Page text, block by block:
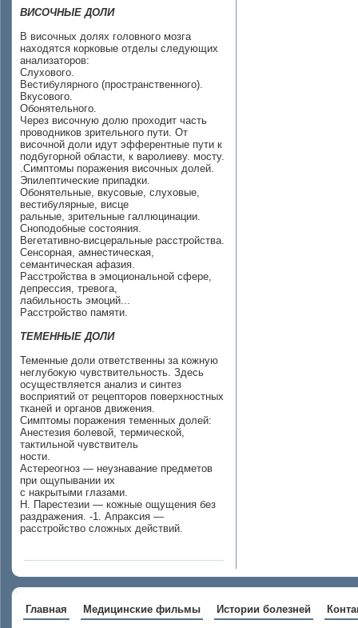
ВИСОЧНЫЕ ДОЛИ
В височных долях головного мозга
находятся корковые отделы следующих
анализаторов:
Слухового.
Вестибулярного (пространственного).
Вкусового.
Обонятельного.
Через височную долю проходит часть
проводников зрительного пути. От
височной доли идут эфферентные пути к
подбугорной области, к варолиеву. мосту.
.Симптомы поражения височных долей.
Эпилептические припадки.
Обонятельные, вкусовые, слуховые,
вестибулярные, висце­
ральные, зрительные галлюцинации.
Сноподобные состояния.
Вегетативно-висцеральные расстройства.
Сенсорная, амнестическая,
семантическая афазия.
Расстройства в эмоциональной сфере,
депрессия, тревога,
лабильность эмоций...
Расстройство памяти.
ТЕМЕННЫЕ ДОЛИ
Теменные доли ответственны за кожную
неглубокую чувстви­тельность. Здесь
осуществляется анализ и синтез
восприятий от рецепторов поверхностных
тканей и органов движения.
Симптомы поражения теменных долей:
Анестезия болевой, термической,
тактильной чувствитель­
ности.
Астереогноз — неузнавание предметов
при ощупывании их
с накрытыми глазами.
Н. Парестезии — кожные ощущения без
раздражения. -1. Апраксия —
расстройство сложных действий.
Главная Медицинские фильмы Истории болезней